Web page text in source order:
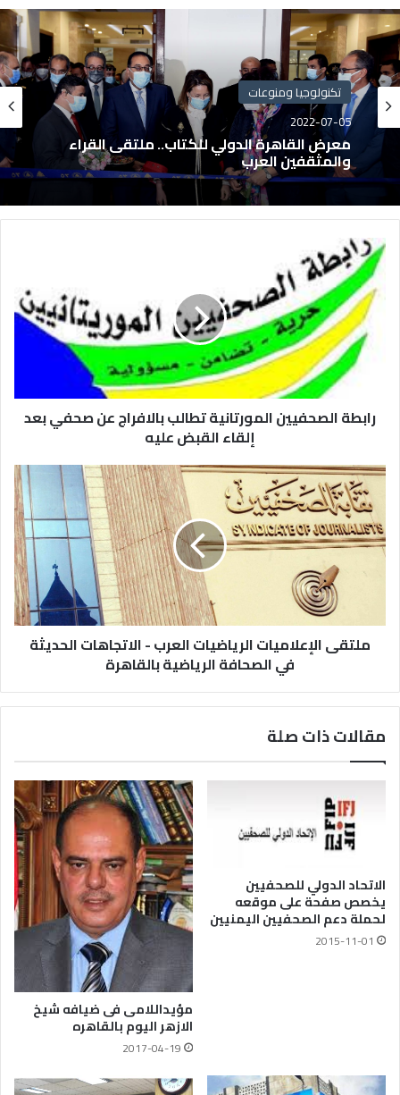
تكنولوجيا ومنوعات
2022-07-05
معرض القاهرة الدولي للكتاب.. ملتقى القراء
والمثقفين العرب
رابطة الصحفيين المورتانية تطالب بالافراج عن صحفي بعد
إلقاء القبض عليه
ملتقى الإعلاميات الرياضيات العرب - الاتجاهات الحديثة
في الصحافة الرياضية بالقاهرة
مقالات ذات صلة
الاتحاد الدولي للصحفيين
يخصص صفحة على موقعه
لحملة دعم الصحفيين اليمنيين
2015-11-01
مؤيداللامى فى ضيافه شيخ
الازهر اليوم بالقاهره
2017-04-19